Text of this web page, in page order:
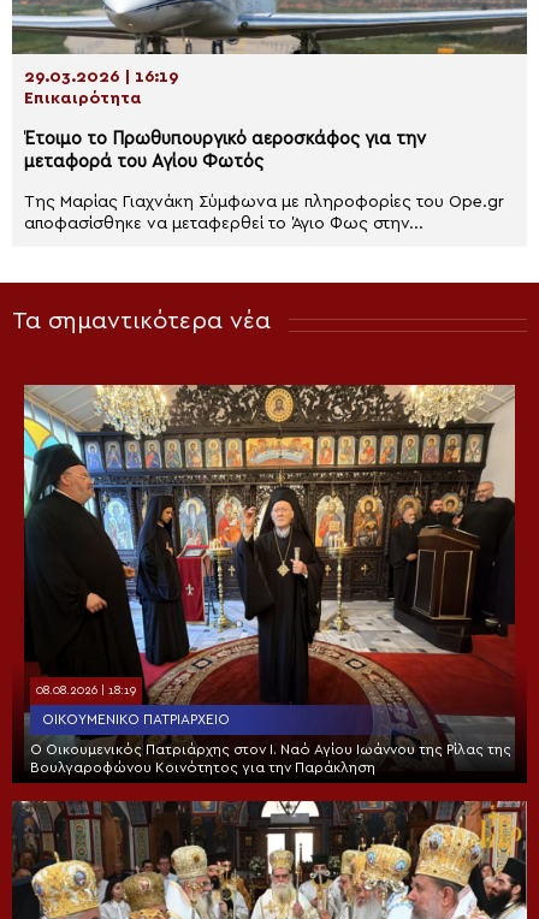
29.03.2026 | 16:19
Επικαιρότητα
Έτοιμο το Πρωθυπουργικό αεροσκάφος για την
μεταφορά του Αγίου Φωτός
Της Μαρίας Γιαχνάκη Σύμφωνα με πληροφορίες του Ope.gr
αποφασίσθηκε να μεταφερθεί το Άγιο Φως στην...
Τα σημαντικότερα νέα
08.08.2026 | 18:19
ΟΙΚΟΥΜΕΝΙΚΌ ΠΑΤΡΙΑΡΧΕΊΟ
Ο Οικουμενικός Πατριάρχης στον I. Ναό Αγίου Ιωάννου της Ρίλας της
Βουλγαροφώνου Κοινότητος για την Παράκληση